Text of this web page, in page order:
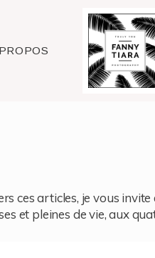
Raleigh
ces articles, je vous
et pleines de vie, aux